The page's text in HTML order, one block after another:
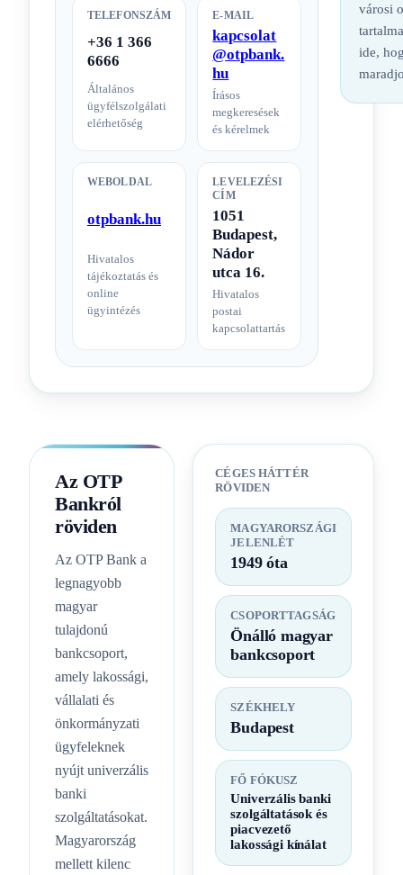
TELEFONSZÁM
+36 1 366
6666
Általános
ügyfélszolgálati
elérhetőség
E-MAIL
kapcsolat
@otpbank.
hu
Írásos
megkeresések
és kérelmek
WEBOLDAL
otpbank.hu
Hivatalos
tájékoztatás és
online
ügyintézés
LEVELEZÉSI
CÍM
1051
Budapest,
Nádor
utca 16.
Hivatalos
postai
kapcsolattartás
városi
ide,
Az OTP
Bankról
röviden
Az OTP Bank a
legnagyobb
magyar
tulajdonú
bankcsoport,
amely lakossági,
vállalati és
önkormányzati
ügyfeleknek
nyújt univerzális
banki
szolgáltatásokat.
Magyarország
mellett kilenc
CÉGES HÁTTÉR
RÖVIDEN
MAGYARORSZÁGI
JELENLÉT
1949 óta
CSOPORTTAGSÁG
Önálló magyar
bankcsoport
SZÉKHELY
Budapest
FŐ FÓKUSZ
Univerzális banki
szolgáltatások és
piacvezető
lakossági kínálat